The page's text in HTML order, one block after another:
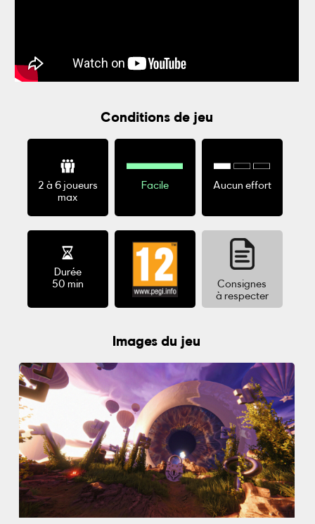
Conditions de jeu
2 à 6 joueurs
max
Facile Aucun effort
Durée
50 min
Consignes
à respecter
Images du jeu